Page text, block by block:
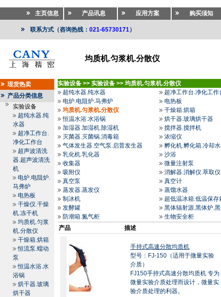
主页信息 产品讯息 应用方案 购买须知
联系方式（咨询热线： 021-65730171）
均质机.匀浆机.分散仪
现货热卖
产品分类信息
实验设备
超纯水器.纯
水器
超净工作台.
净化工作台
超声波清洗
器.超声波清洗
机
电炉.电阻炉.
马弗炉
电热板
干燥仪.干燥
机.冻干机
均质机.匀浆
机.分散仪
干燥箱.烘箱
恒流泵.蠕动
泵
恒温水浴.水
浴锅
烘干器.玻璃
烘干器
实验设备 >> 实验设备 >> 均质机.匀浆机.分散仪
超纯水器.纯水器
超净工作台.净化工作
电炉.电阻炉.马弗炉
电热板
均质机.匀浆机.分散仪
干燥箱.烘箱
恒温水浴.水浴锅
烘干器.玻璃烘干器
加湿器.加湿机.除湿机
搅拌器.搅拌机
灭菌器.灭菌锅.消毒箱
浓缩仪
气体发生器.空气泵.启普发生器
孵化机.孵化箱.冷却
乳化机.乳化器
沙浴
收集器
微量注射泵
吸附仪
消解器.消解仪.萃取仪
真空泵
真空计
蒸发器.蒸发仪
蒸馏水器
制冰机
超低温冰箱.低温保
发酵罐
黑体辐射源.黑体炉.
防潮箱.氮气柜
生物安全柜
产品
描述
手持式高速分散均质机
型号：FJ-150（适用于微量实验
介质）
FJ150手持式高速分散均质机 专为
微量实验介质处理而设计，微量实
验介质处理的利器。